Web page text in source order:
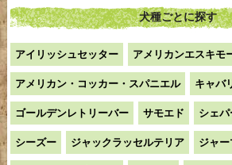
犬種ごとに探す
アイリッシュセッター アメリカンエスキモ
アメリカン・コッカー・スパニエル キャバ
ゴールデンレトリーバー サモエド シェパ
シーズー ジャックラッセルテリア ジャ